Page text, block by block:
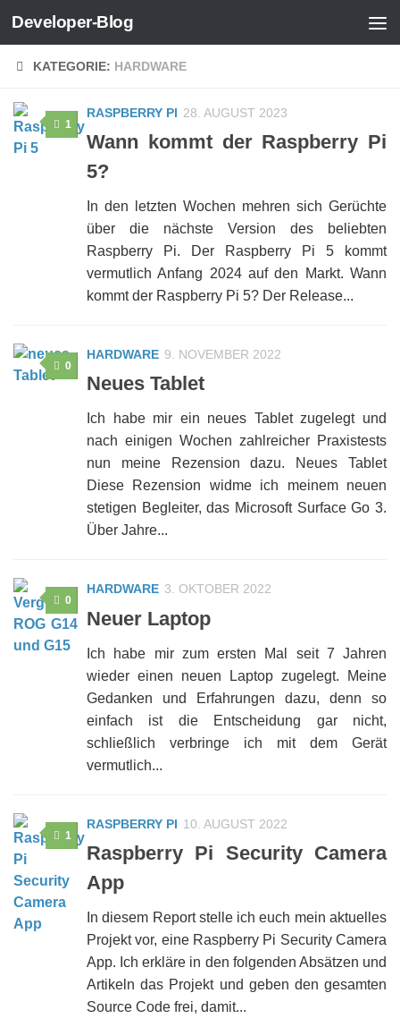
Zum Inhalt springen
Developer-Blog
KATEGORIE: HARDWARE
1
RASPBERRY PI 28. AUGUST 2023
Wann kommt der Raspberry Pi
5?
In den letzten Wochen mehren sich Gerüchte
über die nächste Version des beliebten
Raspberry Pi. Der Raspberry Pi 5 kommt
vermutlich Anfang 2024 auf den Markt. Wann
kommt der Raspberry Pi 5? Der Release...
0
HARDWARE 9. NOVEMBER 2022
Neues Tablet
Ich habe mir ein neues Tablet zugelegt und
nach einigen Wochen zahlreicher Praxistests
nun meine Rezension dazu. Neues Tablet
Diese Rezension widme ich meinem neuen
stetigen Begleiter, das Microsoft Surface Go 3.
Über Jahre...
0
HARDWARE 3. OKTOBER 2022
Neuer Laptop
Ich habe mir zum ersten Mal seit 7 Jahren
wieder einen neuen Laptop zugelegt. Meine
Gedanken und Erfahrungen dazu, denn so
einfach ist die Entscheidung gar nicht,
schließlich verbringe ich mit dem Gerät
vermutlich...
1
RASPBERRY PI 10. AUGUST 2022
Raspberry Pi Security Camera
App
In diesem Report stelle ich euch mein aktuelles
Projekt vor, eine Raspberry Pi Security Camera
App. Ich erkläre in den folgenden Absätzen und
Artikeln das Projekt und geben den gesamten
Source Code frei, damit...